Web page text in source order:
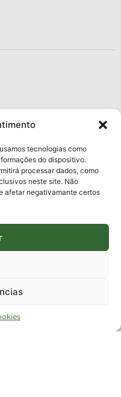
tecnologias como
do dispositivo.
processar dados, como
neste site. Não
afetar negativamante certos
de Contas
3665-4831
/ Celta, 5° andar